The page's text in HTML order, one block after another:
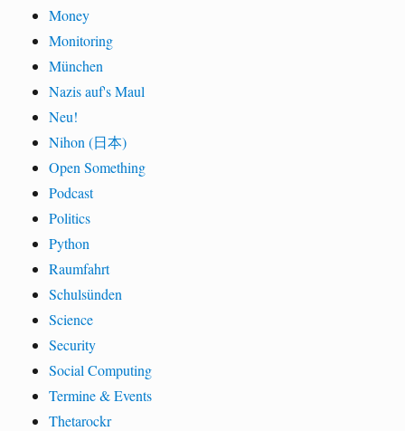
Money
Monitoring
München
Nazis auf's Maul
Neu!
Nihon (日本)
Open Something
Podcast
Politics
Python
Raumfahrt
Schulsünden
Science
Security
Social Computing
Termine & Events
Thetarockr